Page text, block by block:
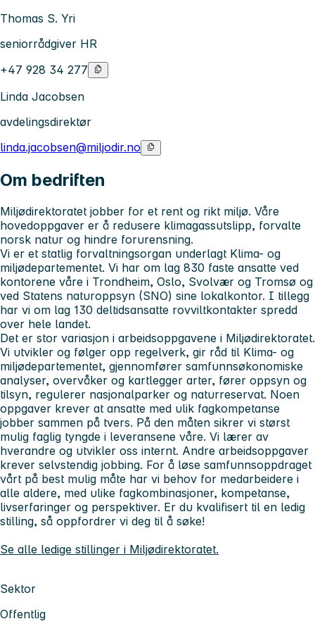
Thomas S. Yri
seniorrådgiver HR
+47 928 34 277
Linda Jacobsen
avdelingsdirektør
linda.jacobsen@miljodir.no
Om bedriften
Miljødirektoratet jobber for et rent og rikt miljø. Våre
hovedoppgaver er å redusere klimagassutslipp, forvalte
norsk natur og hindre forurensning.
Vi er et statlig forvaltningsorgan underlagt Klima- og
miljødepartementet. Vi har om lag 830 faste ansatte ved
kontorene våre i Trondheim, Oslo, Svolvær og Tromsø og
ved Statens naturoppsyn (SNO) sine lokalkontor. I tillegg
har vi om lag 130 deltidsansatte rovviltkontakter spredd
over hele landet.
Det er stor variasjon i arbeidsoppgavene i Miljødirektoratet.
Vi utvikler og følger opp regelverk, gir råd til Klima- og
miljødepartementet, gjennomfører samfunnsøkonomiske
analyser, overvåker og kartlegger arter, fører oppsyn og
tilsyn, regulerer nasjonalparker og naturreservat. Noen
oppgaver krever at ansatte med ulik fagkompetanse
jobber sammen på tvers. På den måten sikrer vi størst
mulig faglig tyngde i leveransene våre. Vi lærer av
hverandre og utvikler oss internt. Andre arbeidsoppgaver
krever selvstendig jobbing. For å løse samfunnsoppdraget
vårt på best mulig måte har vi behov for medarbeidere i
alle aldere, med ulike fagkombinasjoner, kompetanse,
livserfaringer og perspektiver. Er du kvalifisert til en ledig
stilling, så oppfordrer vi deg til å søke!
Se alle ledige stillinger i Miljødirektoratet.
Sektor
Offentlig